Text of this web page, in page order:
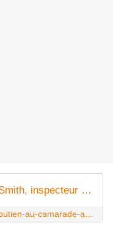
Soutien au camarade Anthony Smith, inspecteur du travail